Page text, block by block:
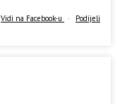
Vidi na Facebook-u · Podijeli